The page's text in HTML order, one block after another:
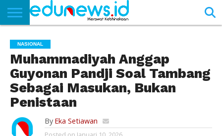
NEWS
EDUNEWS
LITERASI
PUSTAKA
SOSOK
TEKNO
KHASANAH
SASTRA
NASIONAL
Muhammadiyah Anggap
Guyonan Pandji Soal Tambang
Sebagai Masukan, Bukan
Penistaan
By Eka Setiawan